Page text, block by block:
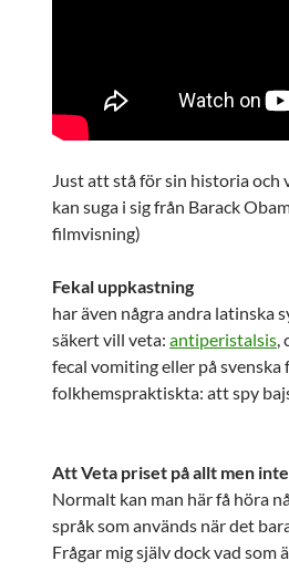
Just att stå för sin historia och
kan suga i sig från Barack
filmvisning)
Fekal uppkastning
har även några andra latinska
säkert vill veta: antiperistalsis
fecal vomiting eller på
folkhemspraktiskta: att spy
Att Veta priset på allt men
Normalt kan man här få höra
språk som används när det
Frågar mig själv dock vad som